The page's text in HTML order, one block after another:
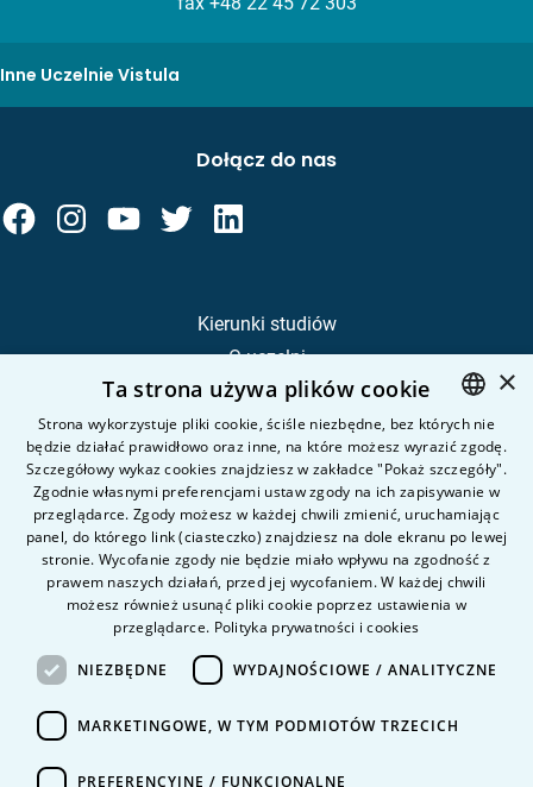
Inne Uczelnie Vistula
Kierunki studiów
O uczelni
Kandydat
Student
Nauka i badania
Intranet
Pytania i odpowiedzi
Kontakt
Kariera na uczelni
Dane Osobowe
Dołącz do nas
POLISH
ENGLISH
×
Ta strona używa plików cookie
Strona wykorzystuje pliki cookie, ściśle niezbędne, bez których nie
będzie działać prawidłowo oraz inne, na które możesz wyrazić zgodę.
Szczegółowy wykaz cookies znajdziesz w zakładce "Pokaż szczegóły".
Zgodnie własnymi preferencjami ustaw zgody na ich zapisywanie w
przeglądarce. Zgody możesz w każdej chwili zmienić, uruchamiając
panel, do którego link (ciasteczko) znajdziesz na dole ekranu po lewej
stronie. Wycofanie zgody nie będzie miało wpływu na zgodność z
prawem naszych działań, przed jej wycofaniem. W każdej chwili
możesz również usunąć pliki cookie poprzez ustawienia w
przeglądarce. Polityka prywatności i cookies
NIEZBĘDNE WYDAJNOŚCIOWE / ANALITYCZNE
MARKETINGOWE, W TYM PODMIOTÓW TRZECICH
PREFERENCYJNE / FUNKCJONALNE